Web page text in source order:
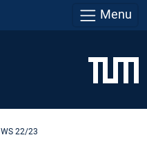
Menu
WS 22/23